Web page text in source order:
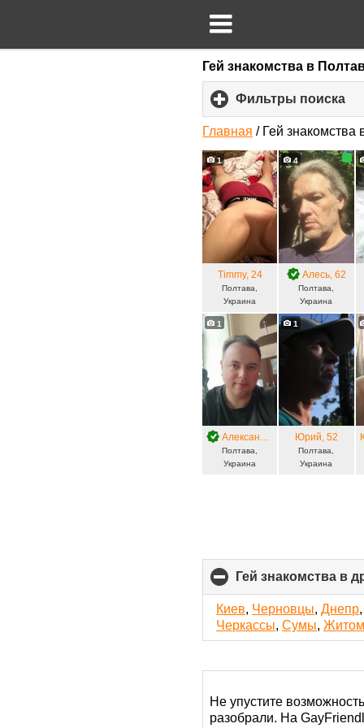
Гей знакомства в
Фильтры поиска
to
Главная / Гей знакомства
1
Timmy, 24
Полтава,
Украина
4
Алесь, 62
Полтава,
Украина
1
Александр
Полтава,
Украина
1
Юрий, 52
Полтава,
Украина
Гей знакомства в
Киев, Черновцы,Днепр,
Черкассы,Сумы,
Не упустите
разобрали. На